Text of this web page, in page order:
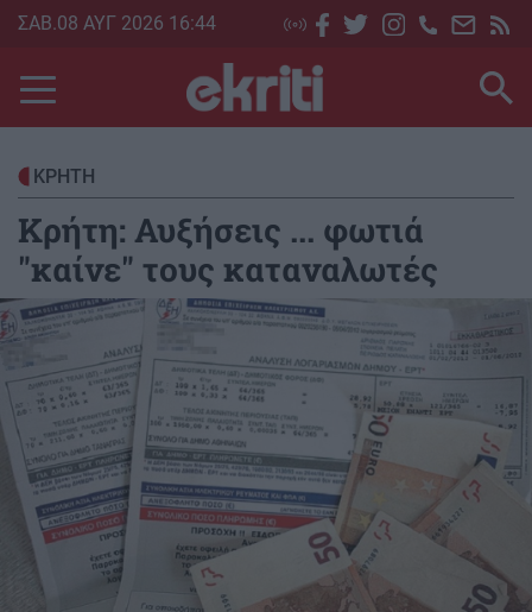
Skip
main
content
ΣΑΒ.08 ΑΥΓ 2026 16:44
ΚΡΗΤΗ
Κρήτη: Αυξήσεις ... φωτιά
"καίνε" τους καταναλωτές